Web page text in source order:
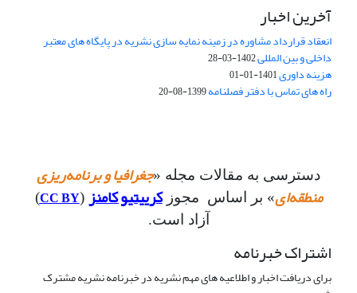
آخرین اخبار
انعقاد قرارداد مشاوره در زمینه نمایه سازی نشریه در پایگاه های معتبر
داخلی و بین المللی1402-03-28
هزینه داوری1401-01-01
راه های تماس با دفتر فصلنامه1399-08-20
دسترسی به مقالات مجله «جغرافیا و برنامه‌ریزی
منطقه‌ای» بر اساس مجوزکرییتیو کامنز (
CC BY
)
آزاد است.
اشتراک خبرنامه
برای دریافت اخبار و اطلاعیه های مهم نشریه در خبرنامه نشریه مشترک